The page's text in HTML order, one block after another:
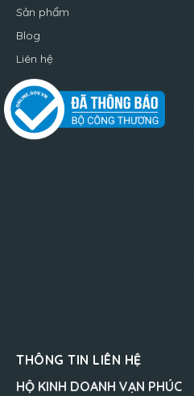
Sản phẩm
Blog
Liên hệ
THÔNG TIN LIÊN HỆ
HỘ KINH DOANH VẠN PHÚC